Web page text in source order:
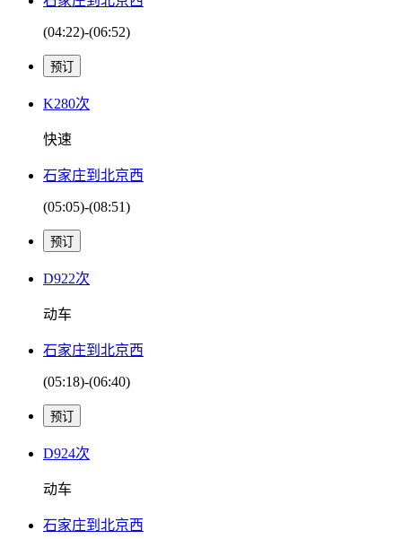
(04:22)-(06:52)
K280次
快速
石家庄到北京西
(05:05)-(08:51)
D922次
动车
石家庄到北京西
(05:18)-(06:40)
D924次
动车
石家庄到北京西